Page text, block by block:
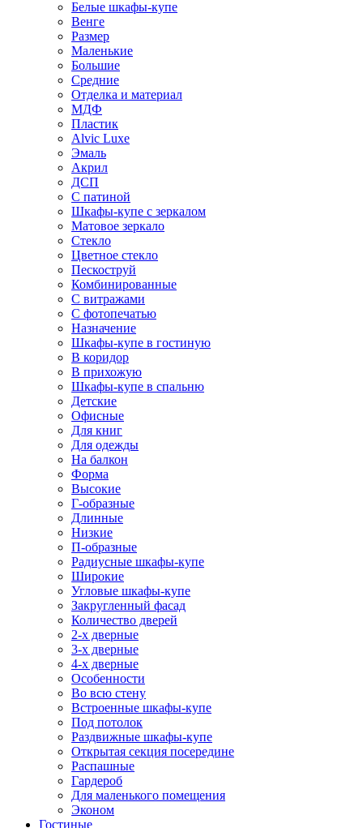
Белые шкафы-купе
Венге
Размер
Маленькие
Большие
Средние
Отделка и материал
МДФ
Пластик
Alvic Luxe
Эмаль
Акрил
ДСП
С патиной
Шкафы-купе с зеркалом
Матовое зеркало
Стекло
Цветное стекло
Пескоструй
Комбинированные
С витражами
С фотопечатью
Назначение
Шкафы-купе в гостиную
В коридор
В прихожую
Шкафы-купе в спальню
Детские
Офисные
Для книг
Для одежды
На балкон
Форма
Высокие
Г-образные
Длинные
Низкие
П-образные
Радиусные шкафы-купе
Широкие
Угловые шкафы-купе
Закругленный фасад
Количество дверей
2-х дверные
3-х дверные
4-х дверные
Особенности
Во всю стену
Встроенные шкафы-купе
Под потолок
Раздвижные шкафы-купе
Открытая секция посередине
Распашные
Гардероб
Для маленького помещения
Эконом
Гостиные